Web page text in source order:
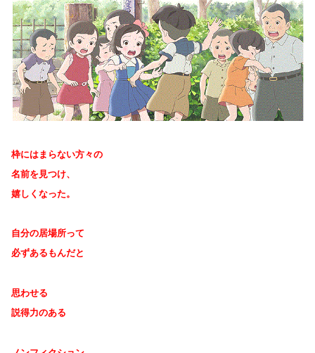
枠にはまらない方々の
名前を見つけ、
嬉しくなった。
自分の居場所って
必ずあるもんだと
思わせる
説得力のある